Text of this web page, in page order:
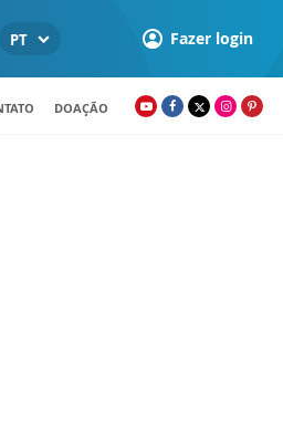
PT Fazer login
DOAÇÃO